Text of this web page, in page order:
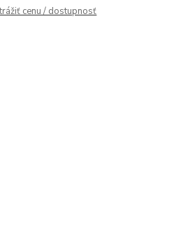
cenu / dostupnosť